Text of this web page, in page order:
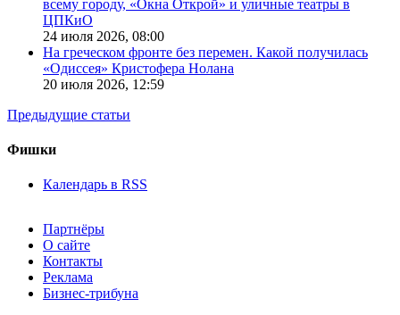
всему городу, «Окна Открой» и уличные театры в
ЦПКиО
24 июля 2026, 08:00
На греческом фронте без перемен. Какой получилась
«Одиссея» Кристофера Нолана
20 июля 2026, 12:59
Предыдущие статьи
Фишки
Календарь в RSS
Партнёры
О сайте
Контакты
Реклама
Бизнес-трибуна